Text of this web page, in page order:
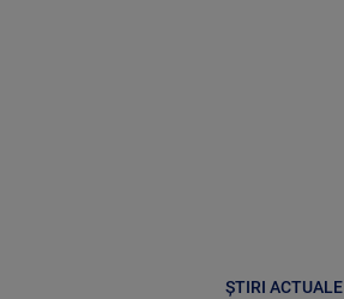
ȘTIRI ACTUALE